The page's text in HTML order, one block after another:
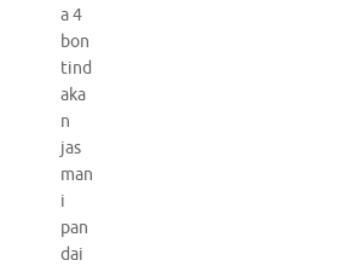
a 4
bon
tind
aka
n
jas
man
i
pan
dai